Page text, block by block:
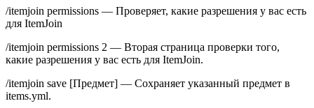
/itemjoin permissions — Проверяет, какие разрешения у вас есть
для ItemJoin
/itemjoin permissions 2 — Вторая страница проверки того,
какие разрешения у вас есть для ItemJoin.
/itemjoin save [Предмет] — Сохраняет указанный предмет в
items.yml.